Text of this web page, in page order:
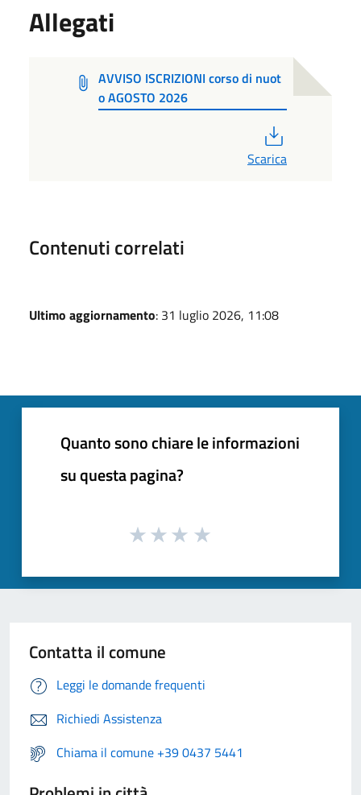
Allegati
AVVISO ISCRIZIONI corso di nuot
o AGOSTO 2026
Scarica
Contenuti correlati
Ultimo aggiornamento: 31 luglio 2026, 11:08
Quanto sono chiare le informazioni
su questa pagina?
Contatta il comune
Leggi le domande frequenti
Richiedi Assistenza
Chiama il comune +39 0437 5441